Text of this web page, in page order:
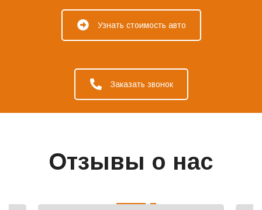
Узнать стоимость авто
Заказать звонок
Отзывы о нас